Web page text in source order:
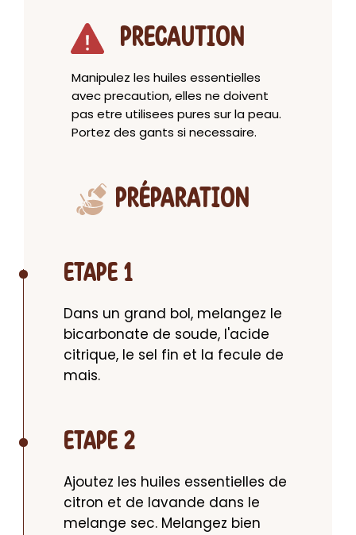
PRECAUTION
Manipulez les huiles essentielles
avec precaution, elles ne doivent
pas etre utilisees pures sur la peau.
Portez des gants si necessaire.
PRÉPARATION
ETAPE 1
Dans un grand bol, melangez le
bicarbonate de soude, l'acide
citrique, le sel fin et la fecule de
mais.
ETAPE 2
Ajoutez les huiles essentielles de
citron et de lavande dans le
melange sec. Melangez bien